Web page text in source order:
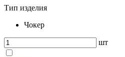
Тип изделия
Чокер
шт